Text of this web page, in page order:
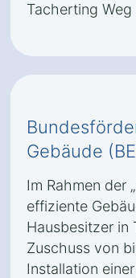
Tacherting Weg
Gebäude
Im Rahmen der
effiziente
Hausbesitzer in
Zuschuss von
Installation